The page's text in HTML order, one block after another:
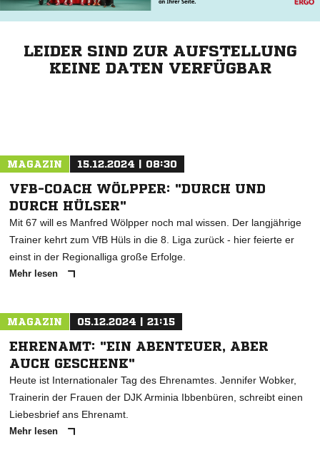
LEIDER SIND ZUR AUFSTELLUNG
KEINE DATEN VERFÜGBAR
MAGAZIN 15.12.2024 | 08:30
VFB-COACH WÖLPPER: "DURCH UND
DURCH HÜLSER"
Mit 67 will es Manfred Wölpper noch mal wissen. Der langjährige
Trainer kehrt zum VfB Hüls in die 8. Liga zurück - hier feierte er
einst in der Regionalliga große Erfolge.
Mehr lesen
MAGAZIN 05.12.2024 | 21:15
EHRENAMT: "EIN ABENTEUER, ABER
AUCH GESCHENK"
Heute ist Internationaler Tag des Ehrenamtes. Jennifer Wobker,
Trainerin der Frauen der DJK Arminia Ibbenbüren, schreibt einen
Liebesbrief ans Ehrenamt.
Mehr lesen